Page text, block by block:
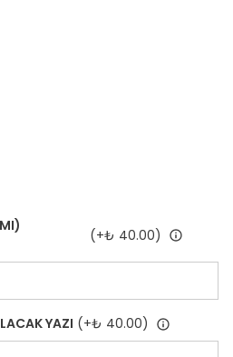
(+₺ 40.00)
YAZI (+₺ 40.00)